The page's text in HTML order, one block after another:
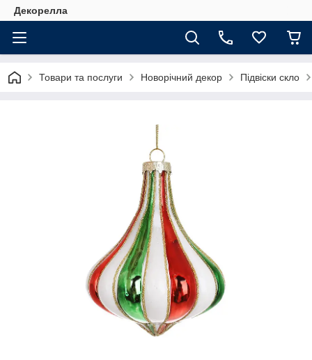
Декорелла
Товари та послуги Новорічний декор Підвіски скло